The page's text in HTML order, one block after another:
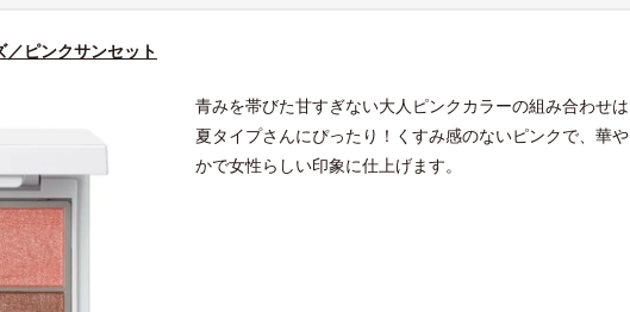
ピンクサンセット
青みを帯びた甘すぎない大人ピンクカラーの組み合わせは
夏タイプさんにぴったり！くすみ感のないピンクで、華や
かで女性らしい印象に仕上げます。